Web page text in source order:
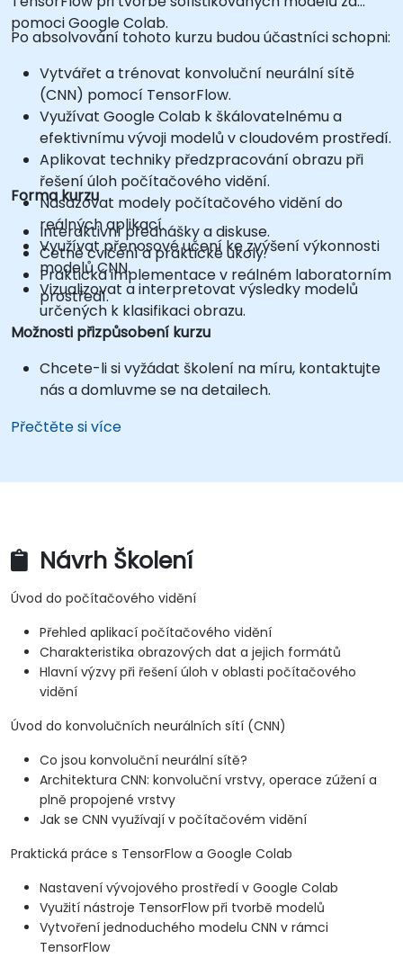
pomoci Google Colab.
Po absolvování tohoto kurzu budou účastníci schopni:
Vytvářet a trénovat konvoluční neurální sítě
(CNN) pomocí TensorFlow.
Využívat Google Colab k škálovatelnému a
efektivnímu vývoji modelů v cloudovém prostředí.
Aplikovat techniky předzpracování obrazu při
řešení úloh počítačového vidění.
Nasazovat modely počítačového vidění do
reálných aplikací.
Využívat přenosové učení ke zvýšení výkonnosti
modelů CNN.
Vizualizovat a interpretovat výsledky modelů
určených k klasifikaci obrazu.
Forma kurzu
Interaktivní přednášky a diskuse.
Četné cvičení a praktické úkoly.
Praktická implementace v reálném laboratorním
prostředí.
Možnosti přizpůsobení kurzu
Chcete-li si vyžádat školení na míru, kontaktujte
nás a domluvme se na detailech.
Přečtěte si více
Návrh Školení
Úvod do počítačového vidění
Přehled aplikací počítačového vidění
Charakteristika obrazových dat a jejich formátů
Hlavní výzvy při řešení úloh v oblasti počítačového
vidění
Úvod do konvolučních neurálních sítí (CNN)
Co jsou konvoluční neurální sítě?
Architektura CNN: konvoluční vrstvy, operace zúžení a
plně propojené vrstvy
Jak se CNN využívají v počítačovém vidění
Praktická práce s TensorFlow a Google Colab
Nastavení vývojového prostředí v Google Colab
Využití nástroje TensorFlow při tvorbě modelů
Vytvoření jednoduchého modelu CNN v rámci
TensorFlow